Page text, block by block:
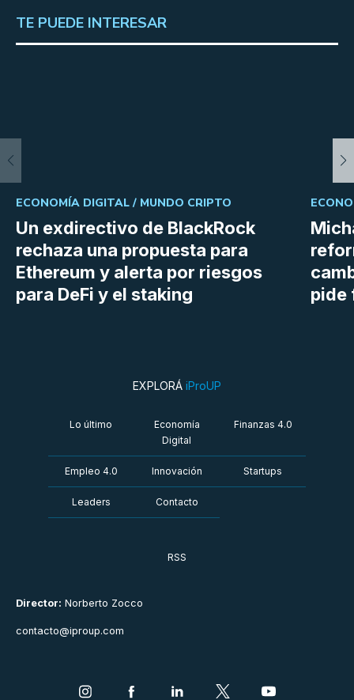
TE PUEDE INTERESAR
Un exdirectivo de BlackRock
rechaza una propuesta para
Ethereum y alerta por riesgos
para DeFi y el staking
ECONOMÍA DIGITAL / MUNDO CRIPTO
pide
Director: Norberto Zocco
contacto@iproup.com
EXPLORÁ iProUP
Lo último
Economía
Digital
Finanzas 4.0
Empleo 4.0 Innovación Startups
Leaders Contacto
RSS